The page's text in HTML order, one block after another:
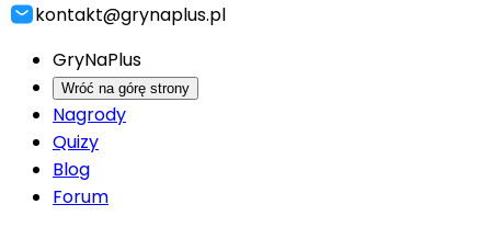
kontakt@grynaplus.pl
GryNaPlus
Wróć na górę strony
Nagrody
Quizy
Blog
Forum